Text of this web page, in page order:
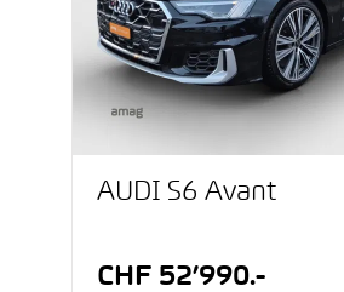
AUDI S6 Avant
CHF 52’990.-